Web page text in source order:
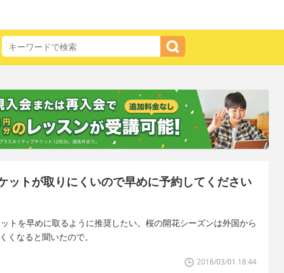
ットが取りにくいので早めに予約してください
トを早めに取るように推奨したい。桜の開花シーズンは外国から
くなると聞いたので。
2016/03/01 18:44